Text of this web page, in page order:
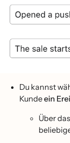
Du kannst
Kundeein
Über